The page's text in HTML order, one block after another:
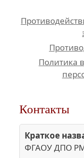
Политика
Контакты
Краткое
ФГАОУ ДПО